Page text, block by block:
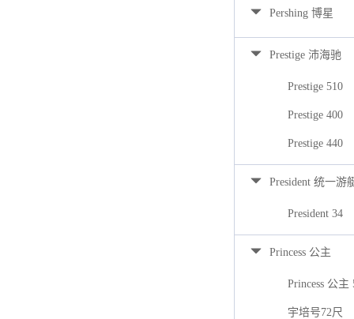
Pershing 博星
Prestige 沛海驰
Prestige 510
Prestige 400
Prestige 440
President 统一游
President 34
Princess 公主
Princess 公主
宇培号72尺